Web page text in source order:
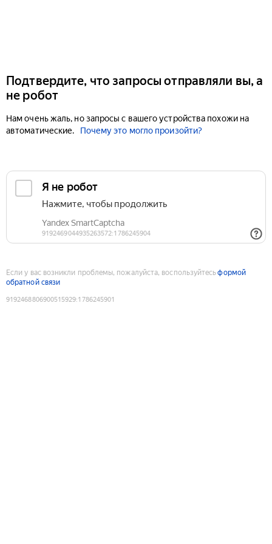
Подтвердите, что запросы отправляли вы, а
не робот
Нам очень жаль, но запросы с вашего устройства похожи на
автоматические.
Почему это могло произойти?
Если у вас возникли проблемы, пожалуйста, воспользуйтесьформой
обратной связи
9192468806900515929:1786245901